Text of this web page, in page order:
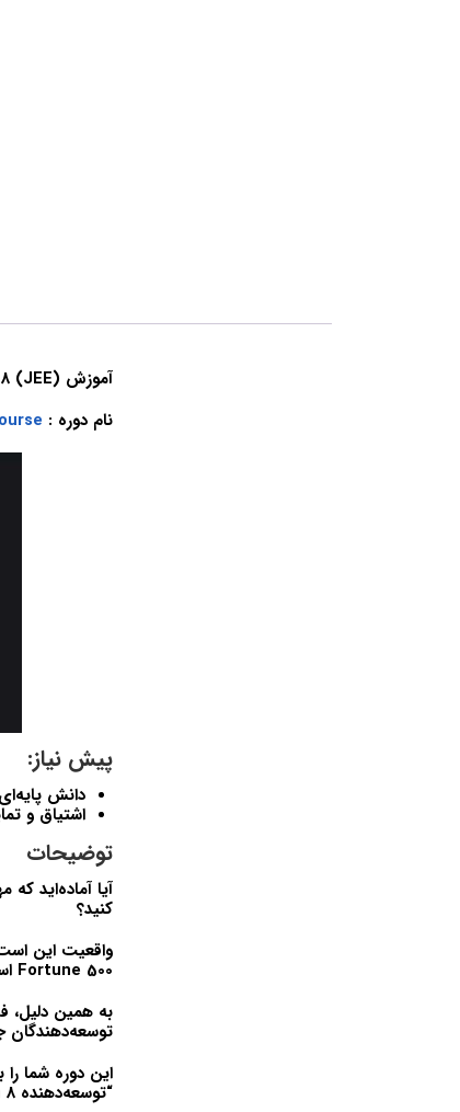
آموزش Java Enterprise Edition 8 (JEE) برای مبتدیان
نام دوره :
پیش نیاز:
دانش
اشتیاق و
توضیحات
آیا آماده‌اید
کنید؟
واقعیت این
Fortune 500
به همین
توسعه‌دهندگان
این دوره شما
“توسعه‌دهنده Java Enterprise Edition 8” را به رزومه خود اضافه کنید!